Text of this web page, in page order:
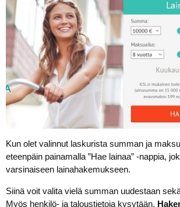
Kun olet valinnut laskurista summan ja
eteenpäin painamalla ”Hae lainaa” -nappia,
varsinaiseen lainahakemukseen.
Siinä voit valita vielä summan uudestaan
Myös henkilö- ja taloustietoja kysytään.